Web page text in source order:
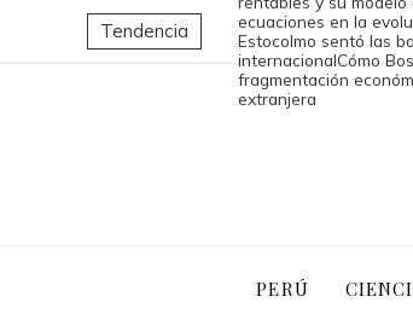
Tendencia
ecuaciones en la
Estocolmo sentó las
internacionalCómo
fragmentación
extranjera
PERÚ